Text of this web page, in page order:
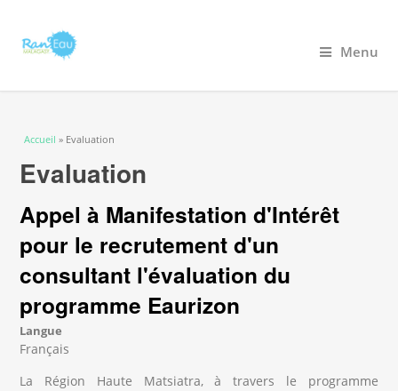
Menu
Vous êtes ici
Accueil » Evaluation
Evaluation
Appel à Manifestation d'Intérêt
pour le recrutement d'un
consultant l'évaluation du
programme Eaurizon
Langue
Français
La Région Haute Matsiatra, à travers le programme